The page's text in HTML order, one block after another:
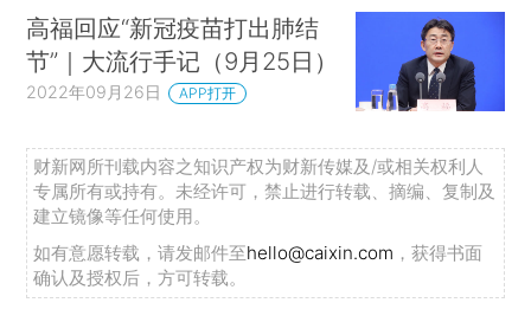
高福回应“新冠疫苗打出肺结
节”｜大流行手记（9月25日）
2022年09月26日 APP打开
财新网所刊载内容之知识产权为财新传媒及/或相关权利人
专属所有或持有。未经许可，禁止进行转载、摘编、复制及
建立镜像等任何使用。
如有意愿转载，请发邮件至hello@caixin.com ，获得书面
确认及授权后，方可转载。